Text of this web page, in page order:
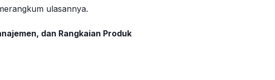
ulasannya.
dan Rangkaian Produk